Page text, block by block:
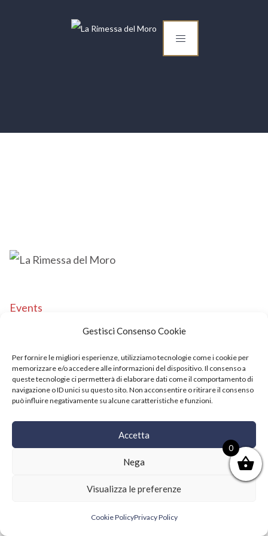
Gestisci Consenso Cookie
Per fornire le migliori esperienze, utilizziamo tecnologie come i cookie per
memorizzare e/o accedere alle informazioni del dispositivo. Il consenso a
queste tecnologie ci permetterà di elaborare dati come il comportamento di
navigazione o ID unici su questo sito. Non acconsentire o ritirare il consenso
può influire negativamente su alcune caratteristiche e funzioni.
Accetta
Nega
Visualizza le preferenze
Cookie PolicyPrivacy Policy
Events
Copyright © 2021 SushiFushi. All Rights Reserved.
0